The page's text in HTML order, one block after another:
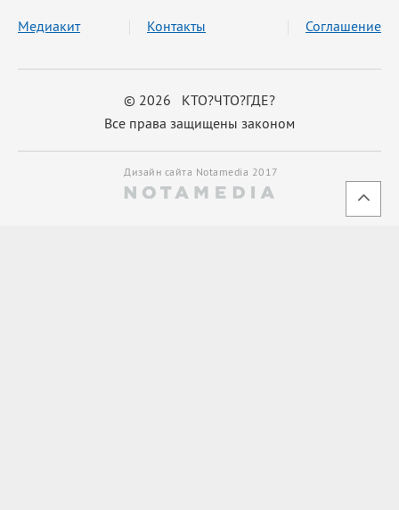
© 2026 КТО?ЧТО?ГДЕ?
Все права защищены законом
Медиакит Контакты Соглашение
Дизайн сайта Notamedia 2017